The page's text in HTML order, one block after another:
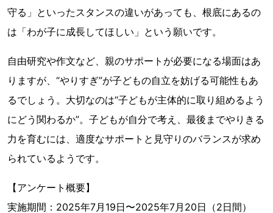
守る」といったスタンスの違いがあっても、根底にあるの
は「わが子に成長してほしい」という願いです。
自由研究や作文など、親のサポートが必要になる場面はあ
りますが、“やりすぎ”が子どもの自立を妨げる可能性もあ
るでしょう。大切なのは“子どもが主体的に取り組めるよう
にどう関わるか”。子どもが自分で考え、最後までやりきる
力を育むには、適度なサポートと見守りのバランスが求め
られているようです。
【アンケート概要】
実施期間：2025年7月19日〜2025年7月20日（2日間）